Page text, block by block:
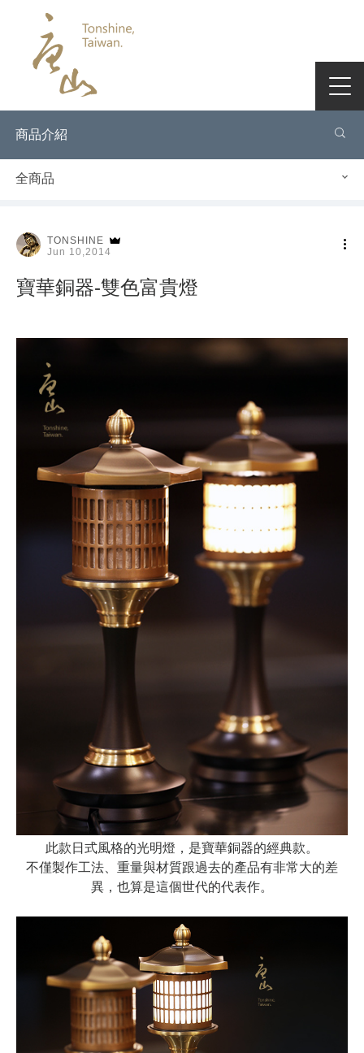
商品介紹
全商品
TONSHINE
Jun 10,2014
寶華銅器-雙色富貴燈
此款日式風格的光明燈，是寶華銅器的經典款。
不僅製作工法、重量與材質跟過去的產品有非常大的差
異，也算是這個世代的代表作。